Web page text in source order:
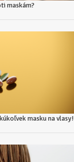
maskám?
masku na vlasy!